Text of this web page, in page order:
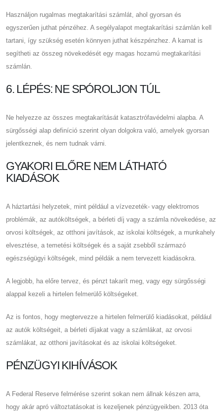
Használjon rugalmas megtakarítási számlát, ahol gyorsan és
egyszerűen juthat pénzéhez. A segélyalapot megtakarítási számlán kell
tartani, így szükség esetén könnyen juthat készpénzhez. A kamat is
segítheti az összeg növekedését egy magas hozamú megtakarítási
számlán.
6. LÉPÉS: NE SPÓROLJON TÚL
Ne helyezze az összes megtakarítását katasztrófavédelmi alapba. A
sürgősségi alap definíció szerint olyan dolgokra való, amelyek gyorsan
jelentkeznek, és nem tudnak várni.
GYAKORI ELŐRE NEM LÁTHATÓ
KIADÁSOK
A háztartási helyzetek, mint például a vízvezeték- vagy elektromos
problémák, az autóköltségek, a bérleti díj vagy a számla növekedése, az
orvosi költségek, az otthoni javítások, az iskolai költségek, a munkahely
elvesztése, a temetési költségek és a saját zsebből származó
egészségügyi költségek, mind példák a nem tervezett kiadásokra.
A legjobb, ha előre tervez, és pénzt takarít meg, vagy egy sürgősségi
alappal kezeli a hirtelen felmerülő költségeket.
Az is fontos, hogy megtervezze a hirtelen felmerülő kiadásokat, például
az autók költségeit, a bérleti díjakat vagy a számlákat, az orvosi
számlákat, az otthoni javításokat és az iskolai költségeket.
PÉNZÜGYI KIHÍVÁSOK
A Federal Reserve felmérése szerint sokan nem állnak készen arra,
hogy akár apró változtatásokat is kezeljenek pénzügyeikben. 2013 óta